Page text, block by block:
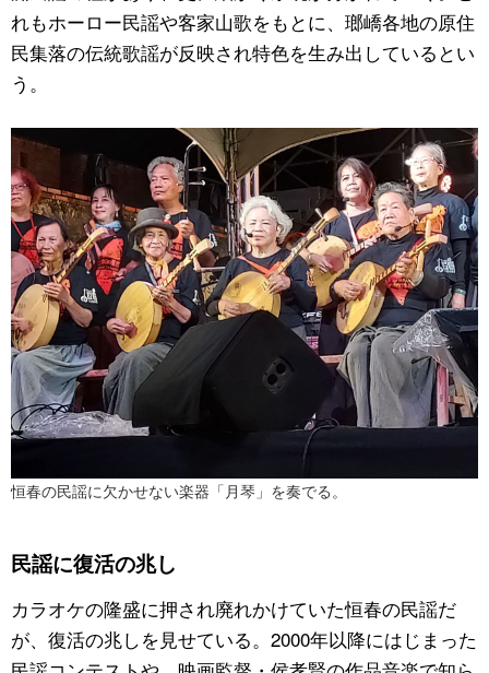
れもホーロー民謡や客家山歌をもとに、瑯嶠各地の原住
民集落の伝統歌謡が反映され特色を生み出しているとい
う。
恒春の民謡に欠かせない楽器「月琴」を奏でる。
民謡に復活の兆し
カラオケの隆盛に押され廃れかけていた恒春の民謡だ
が、復活の兆しを見せている。2000年以降にはじまった